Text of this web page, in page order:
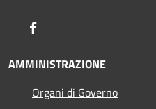
AMMINISTRAZIONE
Organi di Governo